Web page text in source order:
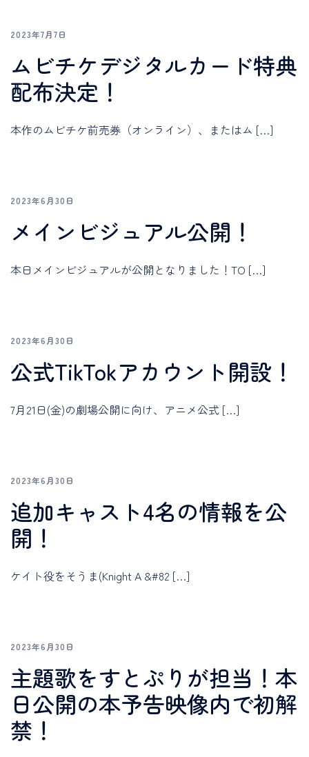
2023年7月7日
ムビチケデジタルカード特典
配布決定！
本作のムビチケ前売券（オンライン）、またはム […]
2023年6月30日
メインビジュアル公開！
本日メインビジュアルが公開となりました！TO […]
2023年6月30日
公式TikTokアカウント開設！
7月21日(金)の劇場公開に向け、アニメ公式 […]
2023年6月30日
追加キャスト4名の情報を公
開！
ケイト役をそうま(Knight A &#82 […]
2023年6月30日
主題歌をすとぷりが担当！本
日公開の本予告映像内で初解
禁！